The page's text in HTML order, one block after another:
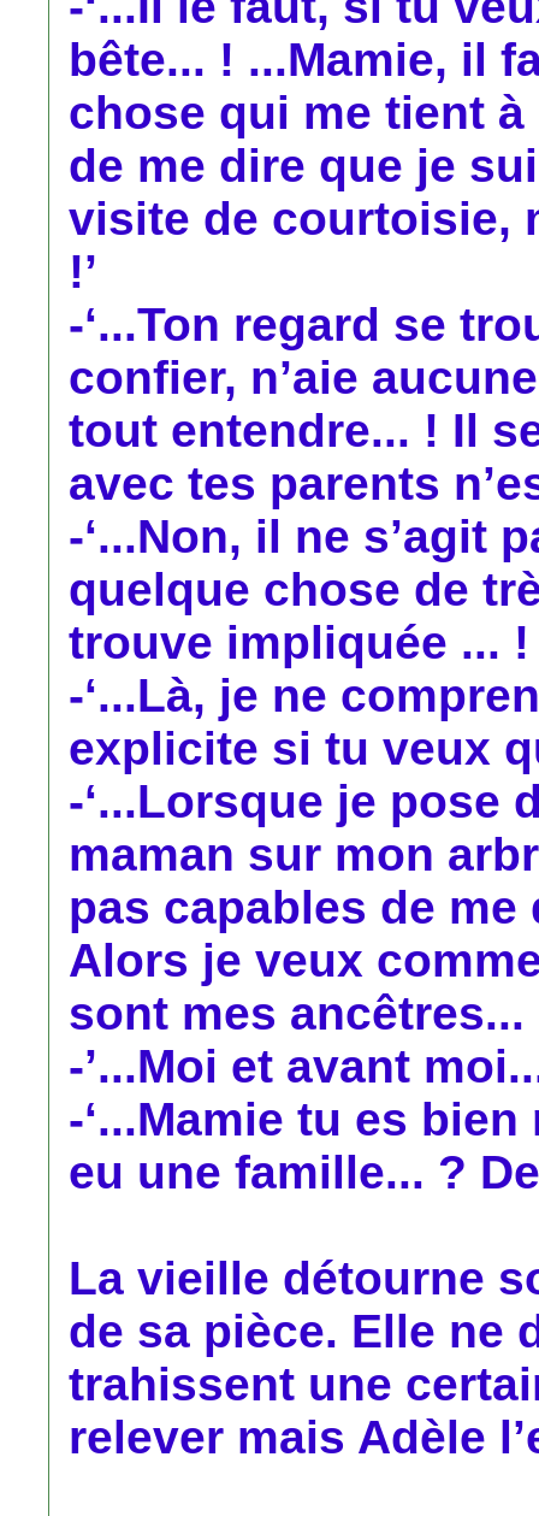
bête... ! ...Mamie, il
chose qui me tient
de me dire que je
visite de courtoisie,
!’
-‘...Ton regard se
confier, n’aie
tout entendre... ! Il
avec tes parents
-‘...Non, il ne s’agit
quelque chose de
trouve impliquée ...
-‘...Là, je ne
explicite si tu veux
-‘...Lorsque je pose
maman sur mon
pas capables de
Alors je veux
sont mes ancêtres...
-’...Moi et avant
-‘...Mamie tu es
eu une famille... ?
La vieille détourne
de sa pièce. Elle ne
trahissent une
relever mais Adèle